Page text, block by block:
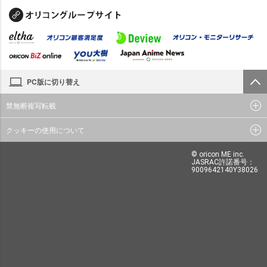
PC版に切り替え
禁無断複写転載
クッキーの使用について
© oricon ME inc.
JASRAC許諾番号：
9009642140Y38026